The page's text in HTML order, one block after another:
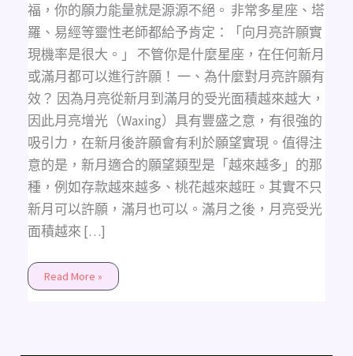
福，你的願力能量就是源源不絕。 非常多星座、塔
羅、易經等靈性老師都給予肯定：「向月亮許願實
現機率是很大。」 不管你是什麼星座，在任何新月
或滿月都可以進行許願！ 一、為什麼對月亮許願有
效？​ 因為月亮從新月到滿月的受光面積越來越大，
因此月亮增光（Waxing）具有豐盛之意，有很強的
吸引力，在新月後許願會有利於願望實現。值得注
意的是，新月適合的願望類型是「越來越多」的那
種，例如存款越來越多、桃花越來越旺。其實不只
新月可以許願，滿月也可以。滿月之後，月亮受光
面積越來 […]
Read More »